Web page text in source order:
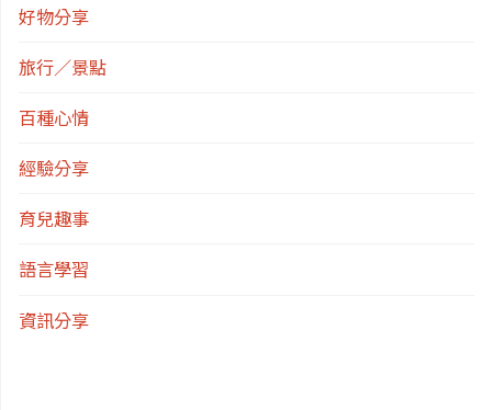
好物分享
旅行／景點
百種心情
經驗分享
育兒趣事
語言學習
資訊分享